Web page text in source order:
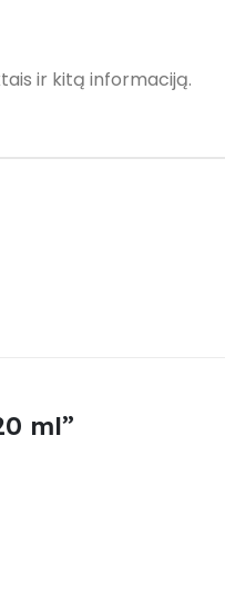
ir kitą informaciją.
ml”